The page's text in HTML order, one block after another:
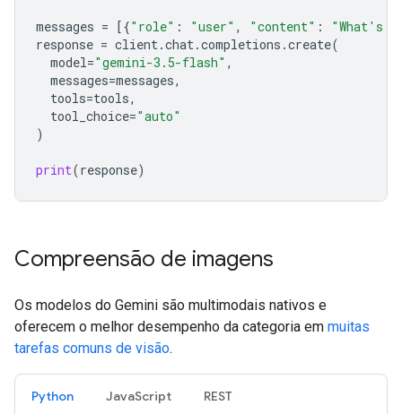
messages = [{"role" : "user" , "content" :
"What's
response = client.chat.completions .create(
model="gemini-3.5-flash" ,
messages=messages,
tools=tools,
tool_choice="auto"
)
print(response)
Compreensão de imagens
Os modelos do Gemini são multimodais nativos e
oferecem o melhor desempenho da categoria em muitas
tarefas comuns de visão.
Python JavaScript REST